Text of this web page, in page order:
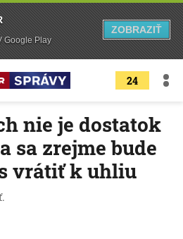
24
nie je dostatok
sa zrejme bude
vrátiť k uhliu
Google Play
ZOBRAZIŤ